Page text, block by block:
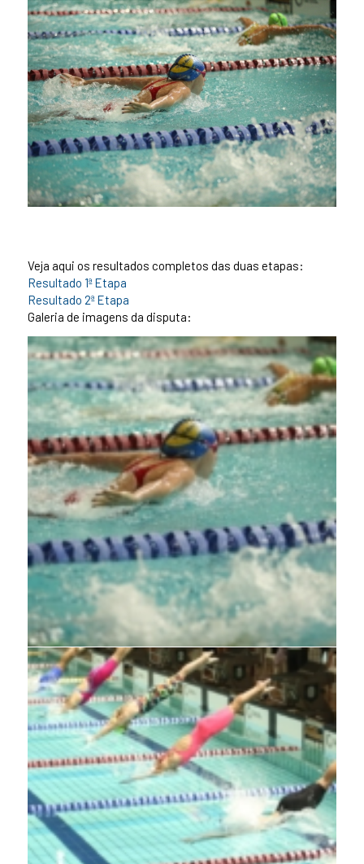
Veja aqui os resultados completos das duas etapas:
Resultado 1ª Etapa
Resultado 2ª Etapa
Galeria de imagens da disputa: